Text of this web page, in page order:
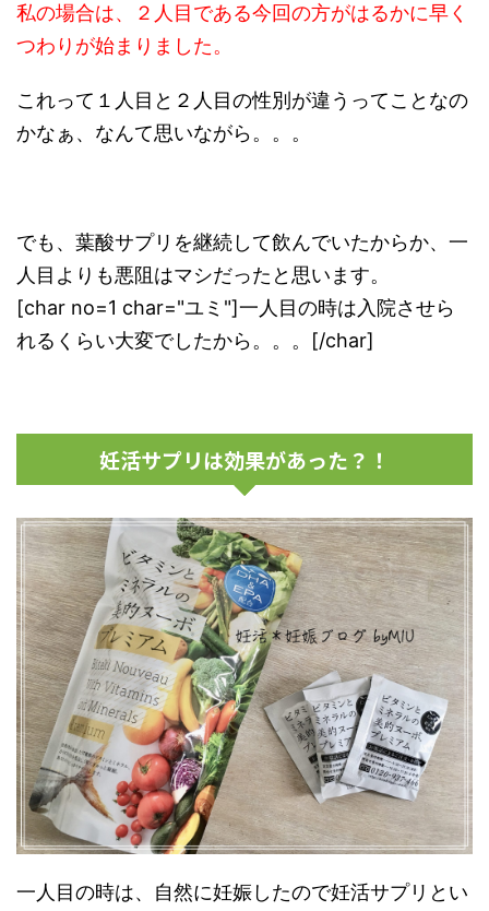
私の場合は、２人目である今回の方がはるかに早く
つわりが始まりました。
これって１人目と２人目の性別が違うってことなの
かなぁ、なんて思いながら。。。
でも、葉酸サプリを継続して飲んでいたからか、一
人目よりも悪阻はマシだったと思います。
[char no=1 char="ユミ"]一人目の時は入院させら
れるくらい大変でしたから。。。[/char]
妊活サプリは効果があった？！
一人目の時は、自然に妊娠したので妊活サプリとい